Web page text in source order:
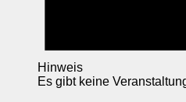
Hinweis
Es gibt keine